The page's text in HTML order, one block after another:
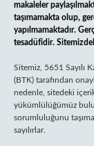
makaleler
taşımamakta olup,
yapılmamaktadır.
tesadüfidir.
Sitemiz, 5651 Sayılı
(BTK) tarafından
nedenle, sitedeki
yükümlülüğümüz
sorumluluğunu
sayılırlar.